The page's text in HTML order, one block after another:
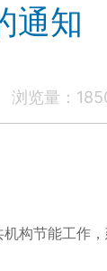
通知
浏览量：
构节能工作